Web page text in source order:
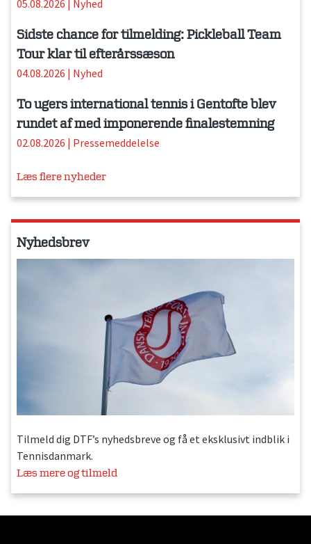
05.08.2026 Nyhed
Sidste chance for tilmelding: Pickleball Team
Tour klar til efterårssæson
04.08.2026 | Nyhed
To ugers international tennis i Gentofte blev
rundet af med imponerende finalestemning
02.08.2026 | Pressemeddelelse
Læs flere nyheder
Nyhedsbrev
Tilmeld dig DTF’s nyhedsbreve og få et eksklusivt indblik i
Tennisdanmark.
Læs mere og tilmeld